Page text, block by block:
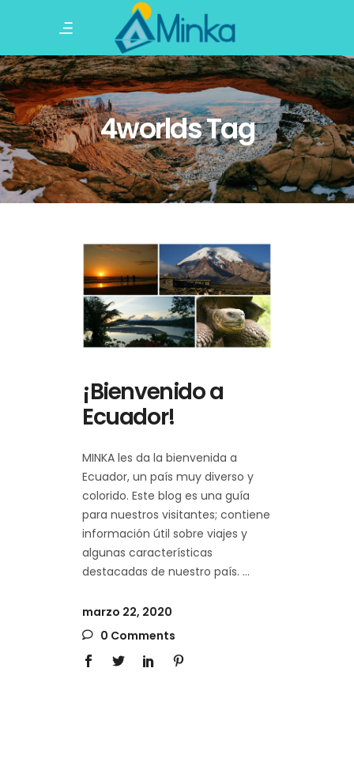
4worlds Tag
¡Bienvenido a
Ecuador!
MINKA les da la bienvenida a
Ecuador, un país muy diverso y
colorido. Este blog es una guía
para nuestros visitantes; contiene
información útil sobre viajes y
algunas características
destacadas de nuestro país.
marzo 22, 2020
0 Comments